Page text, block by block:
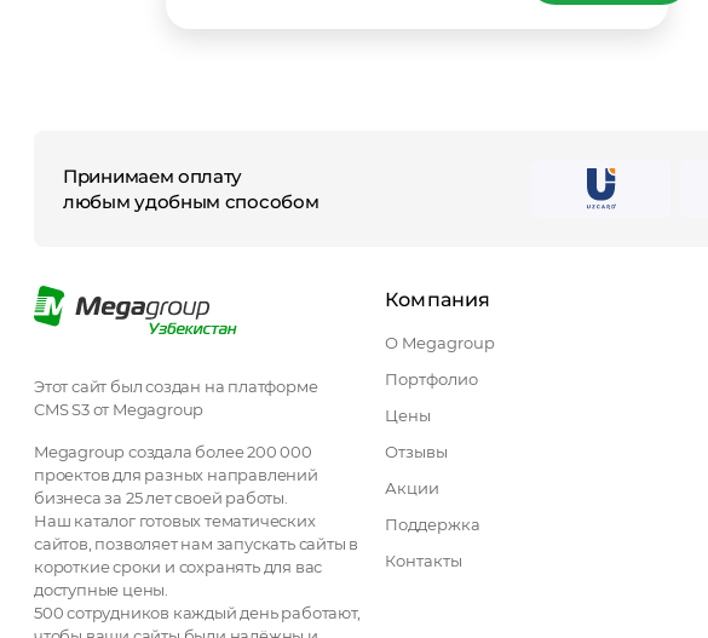
Принимаем оплату
любым удобным способом
Megagroup создала более 200 000
проектов для разных направлений
бизнеса за 25 лет своей работы.
Наш каталог готовых тематических
сайтов, позволяет нам запускать сайты в
короткие сроки и сохранять для вас
доступные цены.
500 сотрудников каждый день работают,
Этот сайт был создан на платформе
CMS S3 от Megagroup
Компания
О Megagroup
Портфолио
Цены
Отзывы
Акции
Поддержка
Контакты